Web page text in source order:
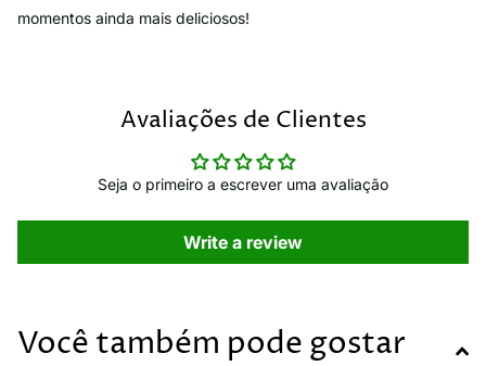
momentos ainda mais deliciosos!
Avaliações de Clientes
Seja o primeiro a escrever uma avaliação
Write a review
Você também pode gostar